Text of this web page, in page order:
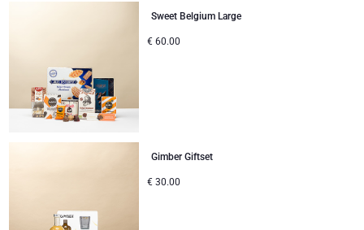
Sweet Belgium Large
€ 60.00
Gimber Giftset
€ 30.00